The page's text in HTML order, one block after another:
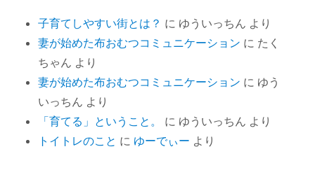
子育てしやすい街とは？ に ゆういっちん より
妻が始めた布おむつコミュニケーション に たく
ちゃん より
妻が始めた布おむつコミュニケーション に ゆう
いっちん より
「育てる」ということ。
に ゆういっちん より
トイトレのこと に ゆーでぃー より